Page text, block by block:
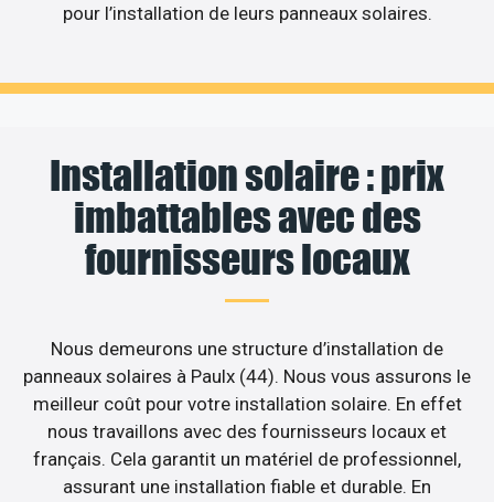
pour l’installation de leurs panneaux solaires.
Installation solaire : prix
imbattables avec des
fournisseurs locaux
Nous demeurons une structure d’installation de
panneaux solaires à Paulx (44). Nous vous assurons le
meilleur coût pour votre installation solaire. En effet
nous travaillons avec des fournisseurs locaux et
français. Cela garantit un matériel de professionnel,
assurant une installation fiable et durable. En